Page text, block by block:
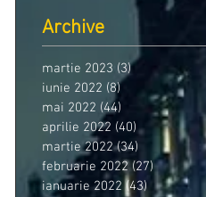
Archive
martie 2023 (3)3 postări
iunie 2022 (8)8 postări
mai 2022 (44) 44 postări
aprilie 2022 (40)40 postări
martie 2022 (34) 34 postări
februarie 2022 (27)27 postări
ianuarie 2022 (43) 43 postări